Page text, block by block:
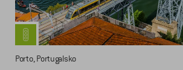
Porto, Portugalsko